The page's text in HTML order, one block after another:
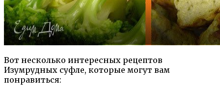
Вот несколько интересных рецептов
Изумрудных суфле, которые могут вам
понравиться: